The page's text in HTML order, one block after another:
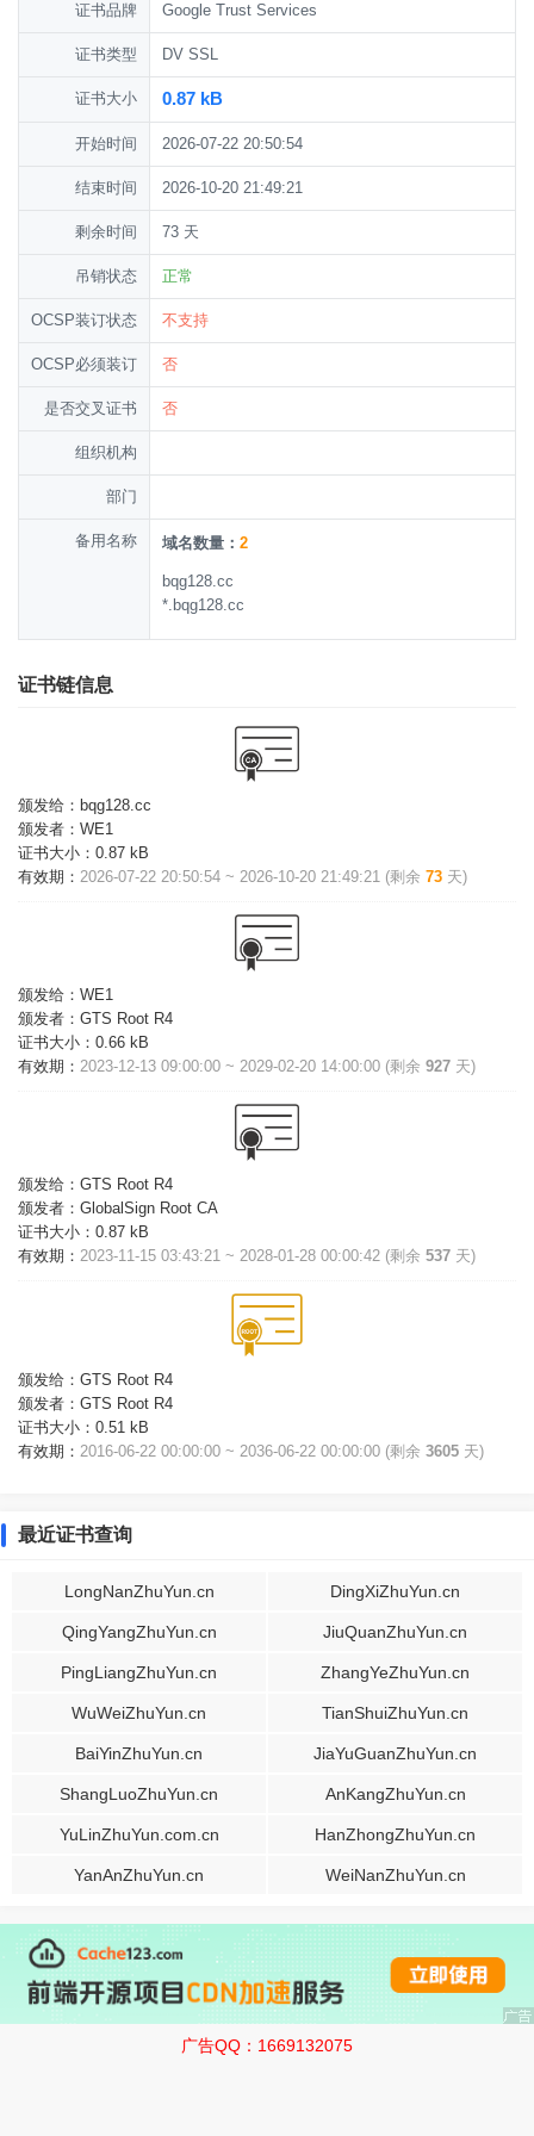
证书品牌 Google Trust Services
证书类型 DV SSL
证书大小 0.87 kB
开始时间 2026-07-22 20:50:54
结束时间 2026-10-20 21:49:21
剩余时间 73 天
吊销状态 正常
OCSP装订状态 不支持
OCSP必须装订 否
是否交叉证书 否
组织机构
部门
备用名称 域名数量： 2
bqg128.cc
*.bqg128.cc
证书链信息
颁发给： bqg128.cc
颁发者： WE1
证书大小： 0.87 kB
有效期： 2026-07-22 20:50:54 ~ 2026-10-20 21:49:21 (剩余 73 天)
颁发给： WE1
颁发者： GTS Root R4
证书大小： 0.66 kB
有效期： 2023-12-13 09:00:00 ~ 2029-02-20 14:00:00 (剩余 927 天)
颁发给： GTS Root R4
颁发者： GlobalSign Root CA
证书大小： 0.87 kB
有效期： 2023-11-15 03:43:21 ~ 2028-01-28 00:00:42 (剩余 537 天)
颁发给： GTS Root R4
颁发者： GTS Root R4
证书大小： 0.51 kB
有效期： 2016-06-22 00:00:00 ~ 2036-06-22 00:00:00 (剩余 3605 天)
最近证书查询
LongNanZhuYun.cn DingXiZhuYun.cn
QingYangZhuYun.cn JiuQuanZhuYun.cn
PingLiangZhuYun.cn ZhangYeZhuYun.cn
WuWeiZhuYun.cn TianShuiZhuYun.cn
BaiYinZhuYun.cn JiaYuGuanZhuYun.cn
ShangLuoZhuYun.cn AnKangZhuYun.cn
YuLinZhuYun.com.cn HanZhongZhuYun.cn
YanAnZhuYun.cn WeiNanZhuYun.cn
广告QQ：1669132075